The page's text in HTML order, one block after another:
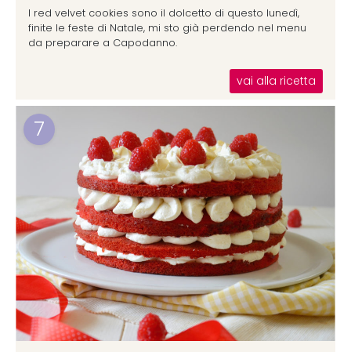
I red velvet cookies sono il dolcetto di questo lunedì,
finite le feste di Natale, mi sto già perdendo nel menu
da preparare a Capodanno.
vai alla ricetta
7